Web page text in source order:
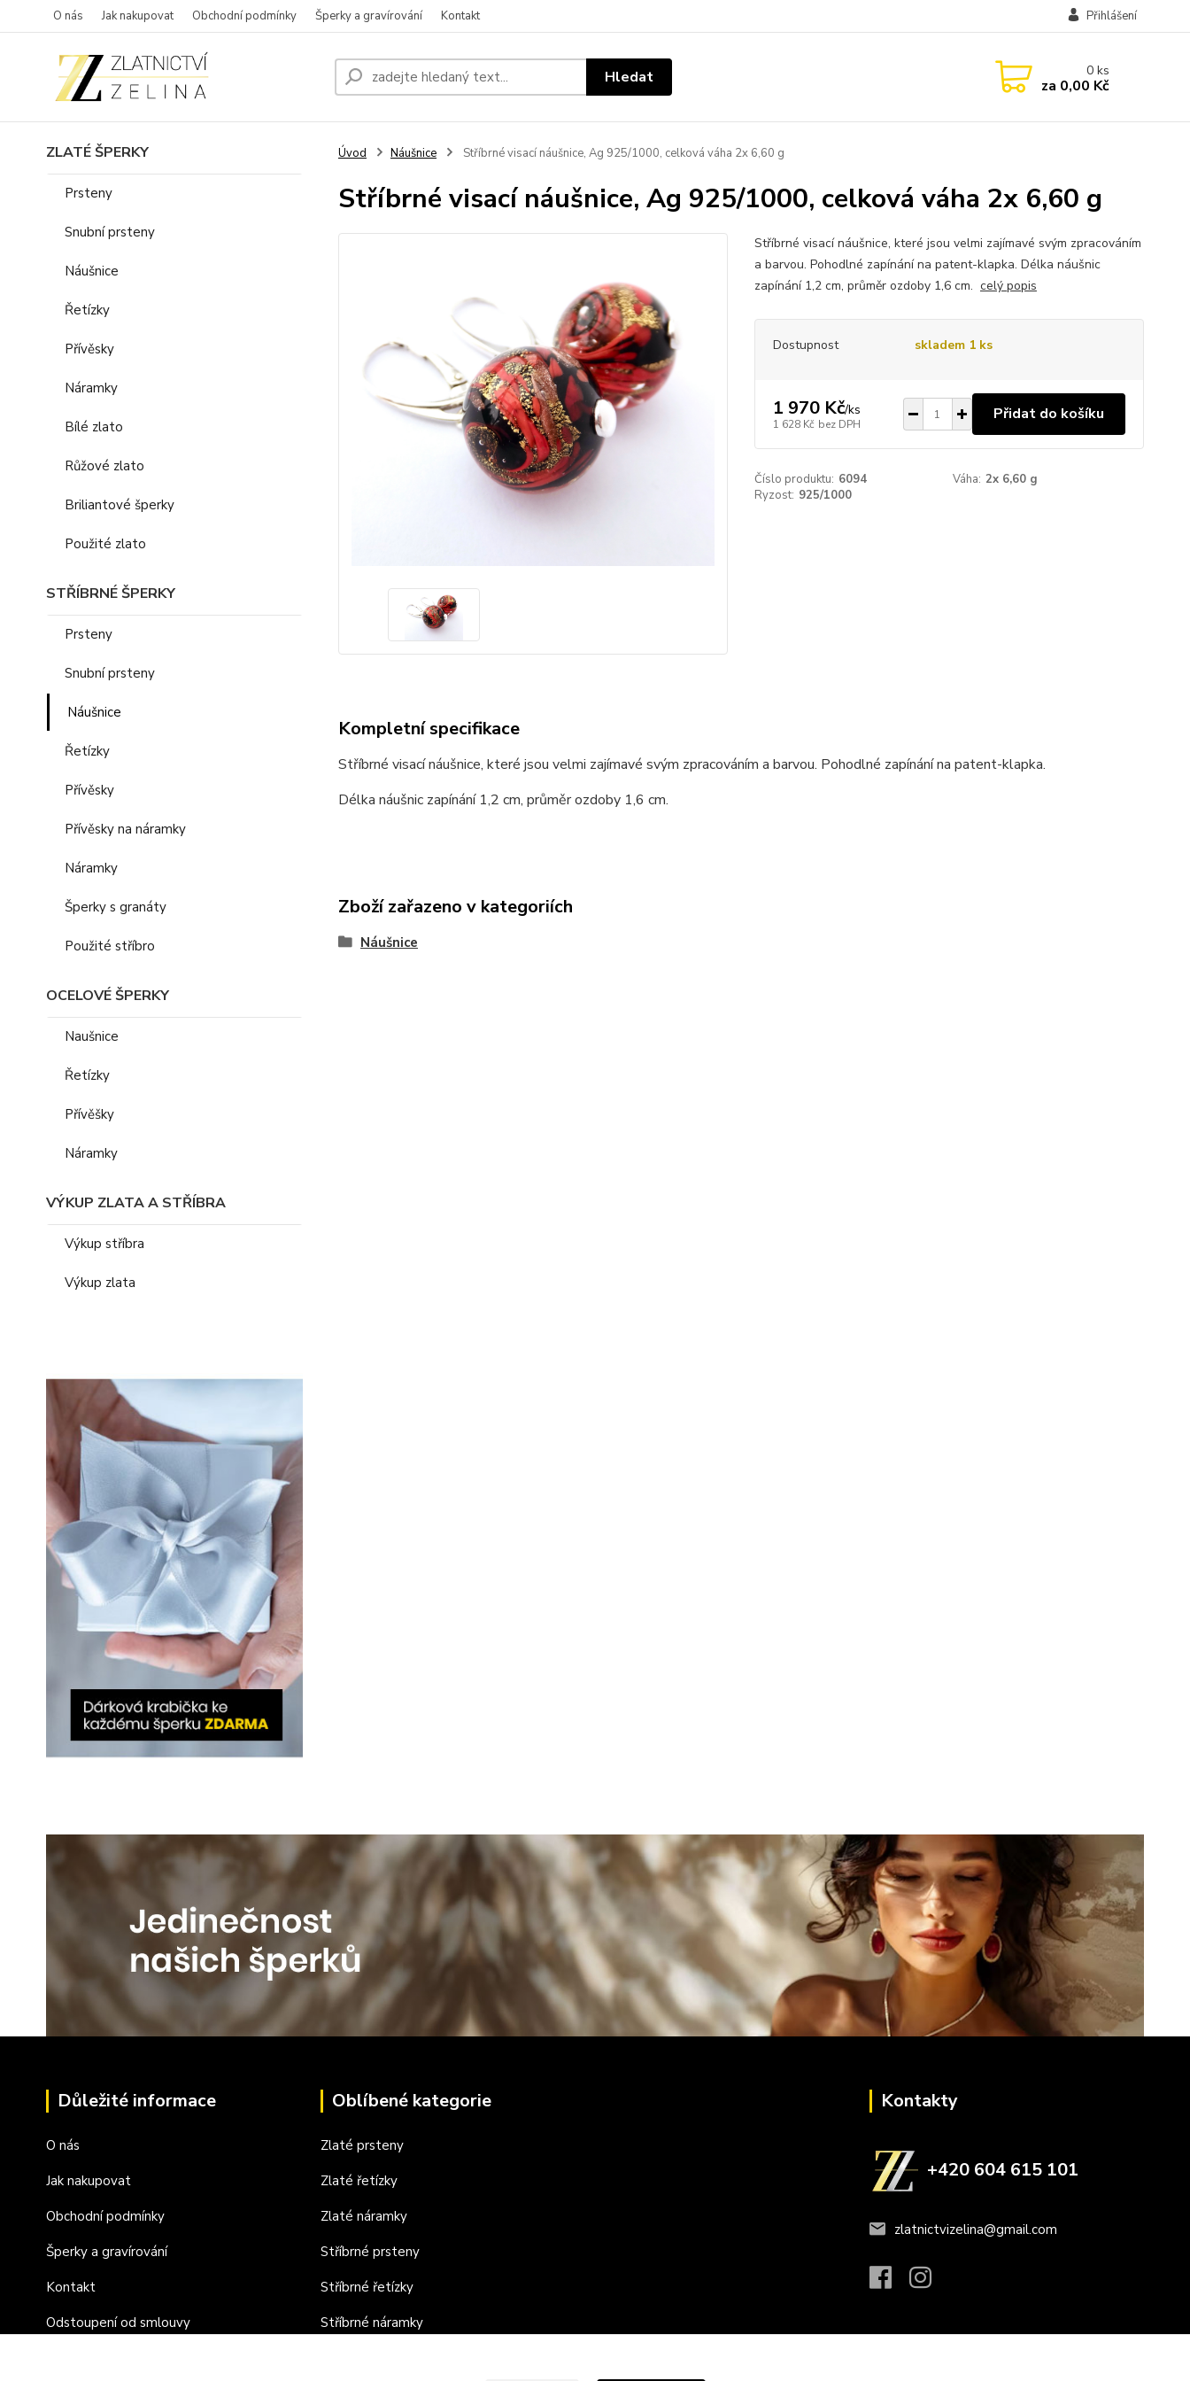
O nás Jak nakupovat Obchodní podmínky Šperky a gravírování Kontakt Přihlášení
Hledat 0ks
za 0,00 Kč
ZLATÉ ŠPERKY
Prsteny
Snubní prsteny
Náušnice
Řetízky
Přívěsky
Náramky
Bílé zlato
Růžové zlato
Briliantové šperky
Použité zlato
STŘÍBRNÉ ŠPERKY
Prsteny
Snubní prsteny
Náušnice
Řetízky
Přívěsky
Přívěsky na náramky
Náramky
Šperky s granáty
Použité stříbro
OCELOVÉ ŠPERKY
Naušnice
Řetízky
Přívěšky
Náramky
VÝKUP ZLATA A STŘÍBRA
Výkup stříbra
Výkup zlata
Úvod Náušnice Stříbrné visací náušnice, Ag 925/1000, celková váha 2x 6,60 g
Stříbrné visací náušnice, Ag 925/1000, celková váha 2x 6,60 g
Stříbrné visací náušnice, které jsou velmi zajímavé svým zpracováním
a barvou. Pohodlné zapínání na patent-klapka. Délka náušnic
zapínání 1,2 cm, průměr ozdoby 1,6 cm. celý popis
Dostupnost skladem 1 ks
1 970 Kč/ks
1 628 Kč bez DPH
Přidat do košíku
Číslo produktu: 6094 Váha: 2x 6,60 g
Ryzost: 925/1000
Kompletní specifikace
Stříbrné visací náušnice, které jsou velmi zajímavé svým zpracováním a barvou. Pohodlné zapínání na patent-klapka.
Délka náušnic zapínání 1,2 cm, průměr ozdoby 1,6 cm.
Zboží zařazeno v kategoriích
Náušnice
Důležité informace
O nás
Jak nakupovat
Obchodní podmínky
Šperky a gravírování
Kontakt
Odstoupení od smlouvy
Oblíbené kategorie
Zlaté prsteny
Zlaté řetízky
Zlaté náramky
Stříbrné prsteny
Stříbrné řetízky
Stříbrné náramky
Kontakty
+420 604 615 101
zlatnictvizelina@gmail.com